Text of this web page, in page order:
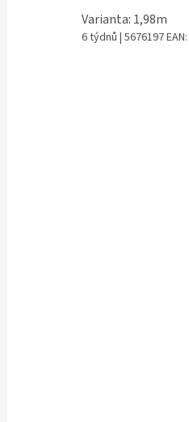
Varianta: 1,98m
6 týdnů | 5676197EAN: